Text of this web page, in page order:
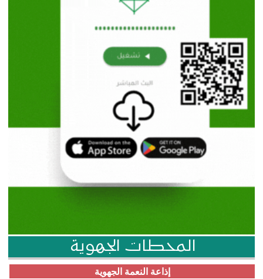
المحطات الجهوية
إذاعة النعمة الجهوية